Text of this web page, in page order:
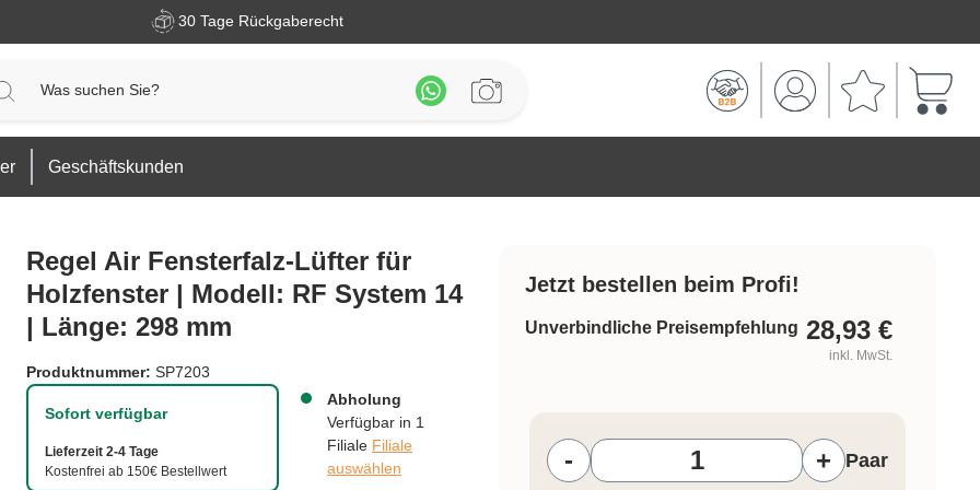
30 Tage Rückgaberecht
Geschäftskunden
Regel Air Fensterfalz-Lüfter für
Holzfenster | Modell: RF System 14
| Länge: 298 mm
Produktnummer: SP7203
Sofort verfügbar
Lieferzeit 2-4 Tage
Kostenfrei ab 150€ Bestellwert
Abholung
Verfügbar in 1
Filiale Filiale
auswählen
Jetzt bestellen beim Profi!
Unverbindliche Preisempfehlung 28,93 €
inkl. MwSt.
-
+ Paar